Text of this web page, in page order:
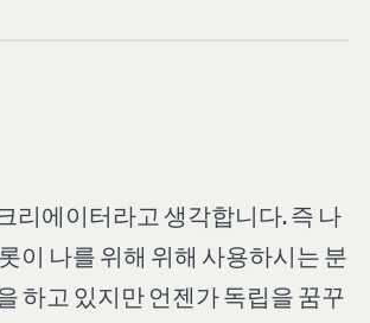
리에이터라고 생각합니다. 즉 나
이 나를 위해 위해 사용하시는 분
하고 있지만 언젠가 독립을 꿈꾸